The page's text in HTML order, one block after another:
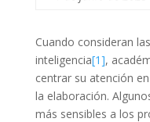
Cuando consideran
inteligencia[1], acad
centrar su atención
la elaboración.
más sensibles a los